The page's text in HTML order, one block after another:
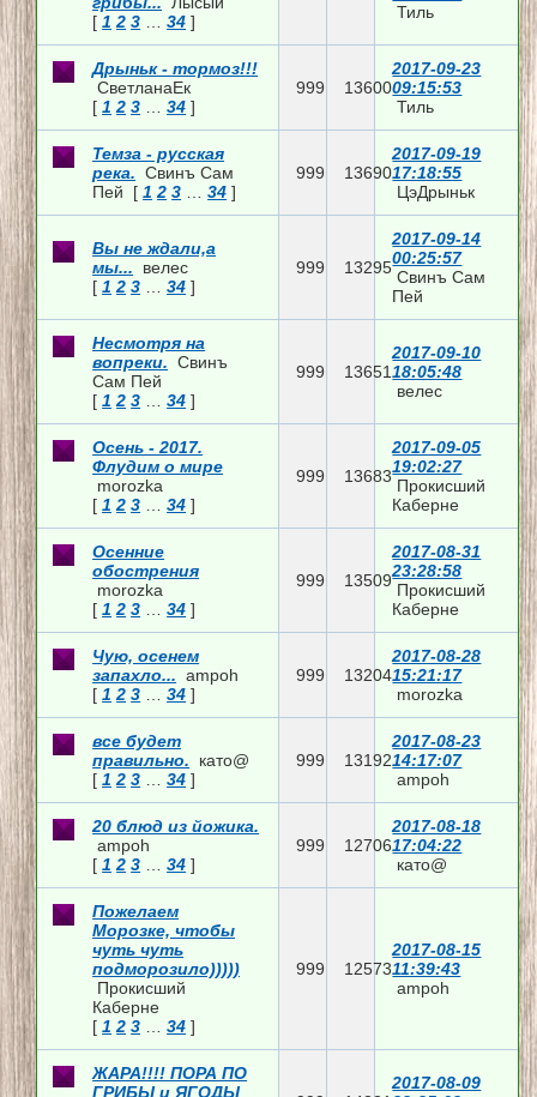
[ 1 2 3 … 34 ]
Тиль
Дрыньк - тормоз!!!
СветланаЕк
[ 1 2 3 … 34 ]
999 13600
2017-09-23
09:15:53
Тиль
Темза - русская
река. Свинъ Сам
Пей
[ 1 2 3 … 34 ]
999 13690
2017-09-19
17:18:55
ЦэДрыньк
Вы не ждали,а
мы...
велес
[ 1 2 3 … 34 ]
999 13295
2017-09-14
00:25:57
Свинъ Сам
Пей
Несмотря на
вопреки. Свинъ
Сам Пей
[ 1 2 3 … 34 ]
999 13651
2017-09-10
18:05:48
велес
Осень - 2017.
Флудим о мире
morozka
[ 1 2 3 … 34 ]
999 13683
2017-09-05
19:02:27
Прокисший
Каберне
Осенние
обострения
morozka
[ 1 2 3 … 34 ]
999 13509
2017-08-31
23:28:58
Прокисший
Каберне
Чую, осенем
запахло... ampoh
[ 1 2 3 … 34 ]
999 13204
2017-08-28
15:21:17
morozka
все будет
правильно.
като@
[ 1 2 3 … 34 ]
999 13192
2017-08-23
14:17:07
ampoh
20 блюд из йожика.
ampoh
[ 1 2 3 … 34 ]
999 12706
2017-08-18
17:04:22
като@
Пожелаем
Морозке, чтобы
чуть чуть
подморозило)))))
Прокисший
Каберне
[ 1 2 3 … 34 ]
999 12573
2017-08-15
11:39:43
ampoh
ЖАРА!!!! ПОРА ПО
ГРИБЫ и ЯГОДЫ
2017-08-09